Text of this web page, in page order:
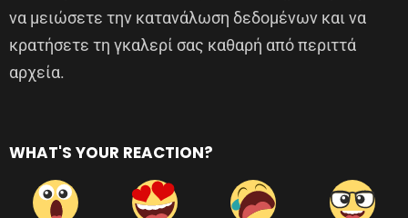
να μειώσετε την κατανάλωση δεδομένων και να
κρατήσετε τη γκαλερί σας καθαρή από περιττά
αρχεία.
WHAT'S YOUR REACTION?